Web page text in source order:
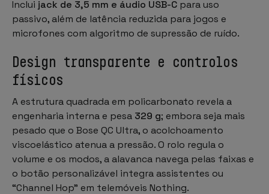
Inclui jack de 3,5 mm e áudio USB-C para uso
passivo, além de latência reduzida para jogos e
microfones com algoritmo de supressão de ruído.
Design transparente e controlos
físicos
A estrutura quadrada em policarbonato revela a
engenharia interna e pesa 329 g; embora seja mais
pesado que o Bose QC Ultra, o acolchoamento
viscoelástico atenua a pressão. O rolo regula o
volume e os modos, a alavanca navega pelas faixas e
o botão personalizável integra assistentes ou
“Channel Hop” em telemóveis Nothing.